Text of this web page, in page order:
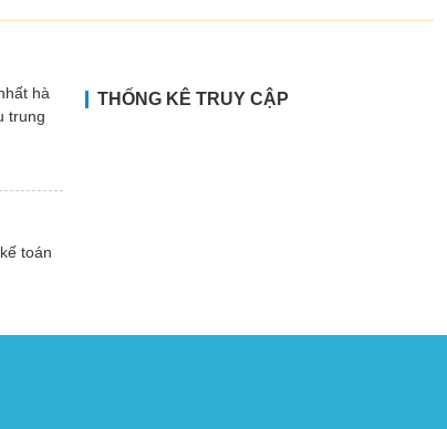
hà
trung
toán
THỐNG KÊ TRUY CẬP